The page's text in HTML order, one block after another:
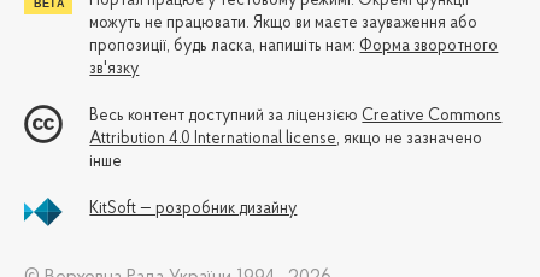
можуть не працювати. Якщо ви маєте зауваження або
пропозиції, будь ласка, напишіть нам: Форма зворотного
зв'язку
Весь контент доступний за ліцензією Creative Commons
Attribution 4.0 International license, якщо не зазначено
інше
KitSoft — розробник дизайну